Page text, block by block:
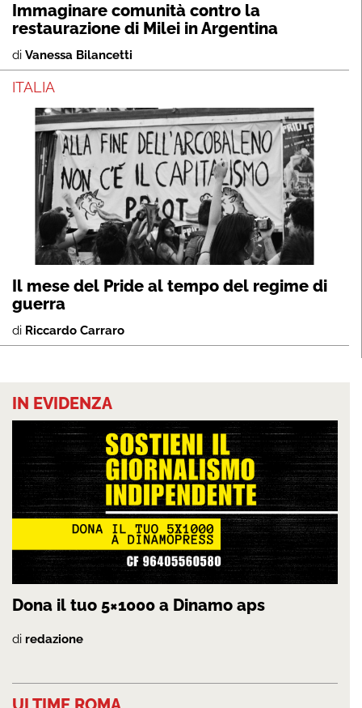
Immaginare comunità contro la
restaurazione di Milei in Argentina
di Vanessa Bilancetti
ITALIA
Il mese del Pride al tempo del regime di
guerra
di Riccardo Carraro
IN EVIDENZA
Dona il tuo 5×1000 a Dinamo aps
di redazione